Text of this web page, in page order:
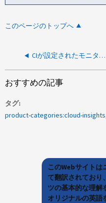
このページのトップへ
CIが設定されたモニタのメールにアラートを送信しない
おすすめの記事
タグ
product-categories:cloud-insights
このWebサイトは
て翻訳されており
ツの基本的な理解
オリジナルの英語